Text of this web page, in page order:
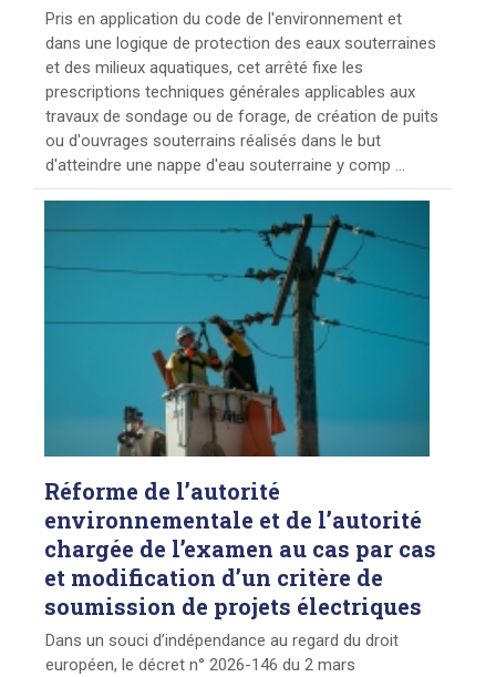
Pris en application du code de l'environnement et
dans une logique de protection des eaux souterraines
et des milieux aquatiques, cet arrêté fixe les
prescriptions techniques générales applicables aux
travaux de sondage ou de forage, de création de puits
ou d'ouvrages souterrains réalisés dans le but
d'atteindre une nappe d'eau souterraine y comp ...
Réforme de l’autorité
environnementale et de l’autorité
chargée de l’examen au cas par cas
et modification d’un critère de
soumission de projets électriques
Dans un souci d’indépendance au regard du droit
européen, le décret n° 2026-146 du 2 mars